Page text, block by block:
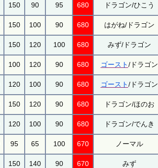
150 90 95 680 ドラゴン/ひこう
150 100 90 680 はがね/ドラゴン
150 120 100 680 みず/ドラゴン
100 120 90 680 ゴースト/ドラゴン
120 100 90 680 ゴースト/ドラゴン
150 120 90 680 ドラゴン/ほのお
120 100 90 680 ドラゴン/でんき
95 65 100 670 ノーマル
150 140 90 670 みず